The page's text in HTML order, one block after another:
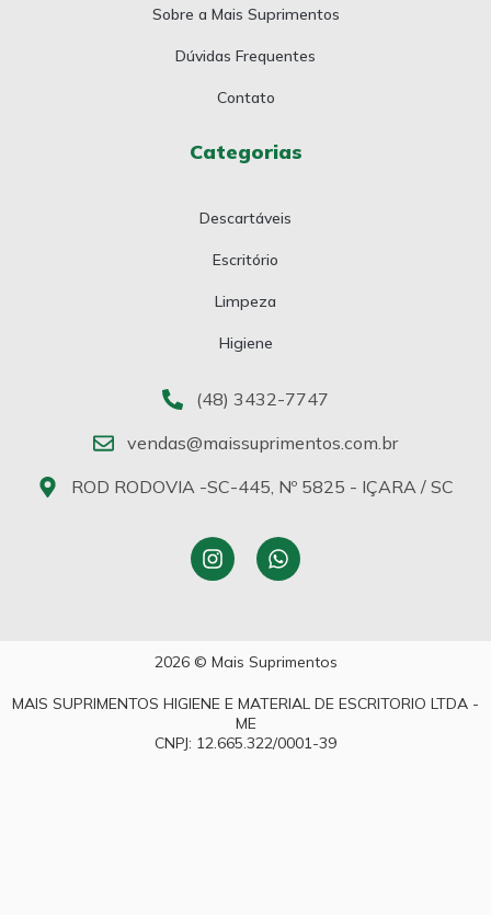
Sobre a Mais Suprimentos
Dúvidas Frequentes
Contato
Categorias
Descartáveis
Escritório
Limpeza
Higiene
(48) 3432-7747
vendas@maissuprimentos.com.br
ROD RODOVIA -SC-445, Nº 5825 - IÇARA / SC
2026 © Mais Suprimentos
MAIS SUPRIMENTOS HIGIENE E MATERIAL DE ESCRITORIO LTDA -
ME
CNPJ: 12.665.322/0001-39